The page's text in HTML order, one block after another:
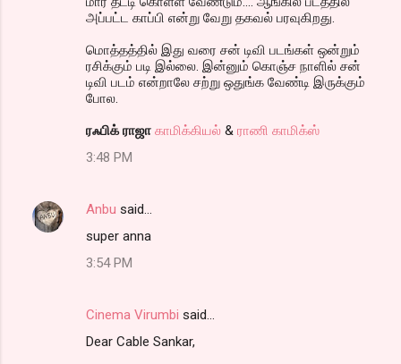
அப்பட்ட காப்பி என்று வேறு தகவல் பரவுகிறது.
மொத்தத்தில் இது வரை சன் டிவி படங்கள் ஒன்றும்
ரசிக்கும் படி இல்லை. இன்னும் கொஞ்ச நாளில் சன்
டிவி படம் என்றாலே சற்று ஒதுங்க வேண்டி இருக்கும்
போல.
ரஃபிக் ராஜா காமிக்கியல் & ராணி காமிக்ஸ்
3:48 PM
Anbu said…
super anna
3:54 PM
Cinema Virumbi said…
Dear Cable Sankar,